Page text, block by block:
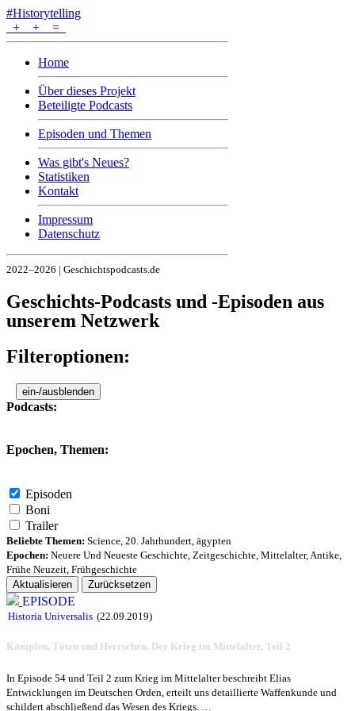
#Historytelling
+
+ =
Home
Über dieses Projekt
Beteiligte Podcasts
Episoden und Themen
Was gibt's Neues?
Statistiken
Kontakt
Impressum
Datenschutz
2022–2026 | Geschichtspodcasts.de
Geschichts-Podcasts und -Episoden aus
unserem Netzwerk
Filteroptionen:
ein-/ausblenden
Podcasts:
Epochen, Themen:
Episoden
Boni
Trailer
Beliebte Themen: Science 20. Jahrhundert ägypten
Epochen: Neuere Und Neueste Geschichte Zeitgeschichte Mittelalter, Antike
Frühe Neuzeit Frühgeschichte
Aktualisieren
Zurücksetzen
EPISODE
Historia Universalis (22.09.2019)
Kämpfen, Töten und Herrschen. Der Krieg im Mittelalter, Teil 2
In Episode 54 und Teil 2 zum Krieg im Mittelalter beschreibt Elias
Entwicklungen im Deutschen Orden, erteilt uns detaillierte Waffenkunde und
schildert abschließend das Wesen des Kriegs. …